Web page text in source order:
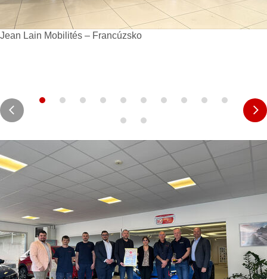
Jean Lain Mobilités – Francúzsko